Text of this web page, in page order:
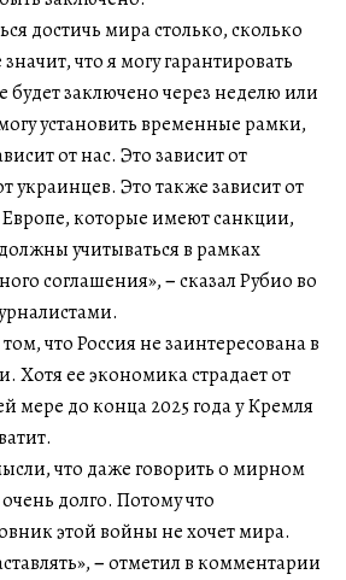
достичь мира столько, сколько
что я могу гарантировать
будет заключено через неделю или
установить временные рамки,
от нас. Это зависит от
украинцев. Это также зависит от
которые имеют санкции,
учитываться в рамках
соглашения»,–сказал Рубио во
что Россия не заинтересована в
Хотя ее экономика страдает от
мере до конца 2025 года у Кремля
что даже говорить о мирном
долго. Потому что
этой войны не хочет мира.
–отметил в комментарии